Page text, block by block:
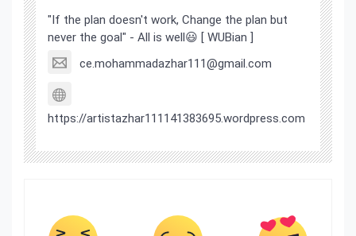
"If the plan doesn't work, Change the plan but
never the goal" - All is well😃 [ WUBian ]
ce.mohammadazhar111@gmail.com
https://artistazhar111141383695.wordpress.com